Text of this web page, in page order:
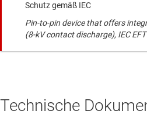
Schutz gemäß IEC
Pin-to-pin device that offers
(8-kV contact discharge), IEC
Technische